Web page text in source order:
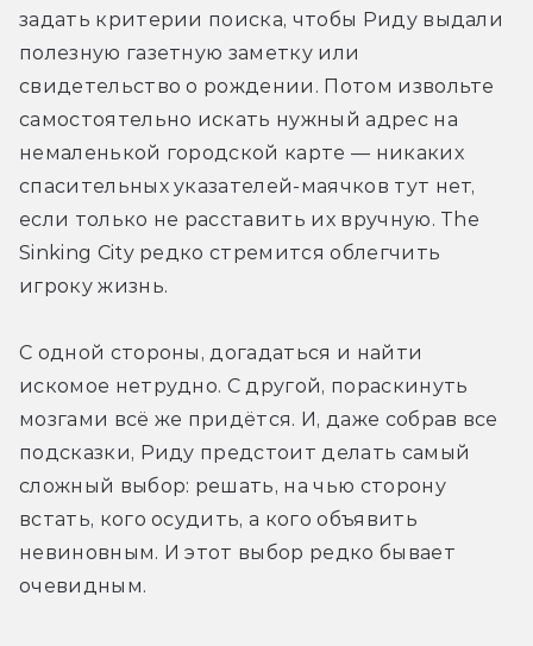
задать критерии поиска, чтобы Риду выдали
полезную газетную заметку или
свидетельство о рождении. Потом извольте
самостоятельно искать нужный адрес на
немаленькой городской карте — никаких
спасительных указателей-маячков тут нет,
если только не расставить их вручную. The
Sinking City редко стремится облегчить
игроку жизнь.
С одной стороны, догадаться и найти
искомое нетрудно. С другой, пораскинуть
мозгами всё же придётся. И, даже собрав все
подсказки, Риду предстоит делать самый
сложный выбор: решать, на чью сторону
встать, кого осудить, а кого объявить
невиновным. И этот выбор редко бывает
очевидным.